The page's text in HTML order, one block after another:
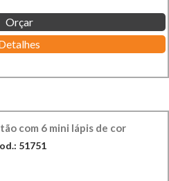
Orçar
com 6 mini lápis de cor
51751